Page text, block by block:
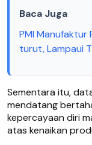
Baca Juga
PMI Manufaktur
turut, Lampaui
Sementara itu,
mendatang
kepercayaan diri
atas kenaikan